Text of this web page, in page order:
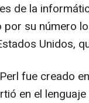
de la
su número
Unidos,
fue creado
en el